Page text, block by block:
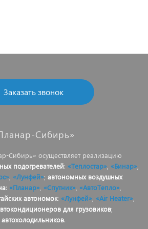
Заказать звонок
Сибирь»
Сибирь» осуществляет реализацию
подогревателей: «Теплостар» «Бинар»
, «Лунфей»; автономных воздушных
: «Планар» «Спутник» «АвтоТепло»
автономок: «Лунфей», «Air Heater»,
для грузовиков;
автохолодильников.